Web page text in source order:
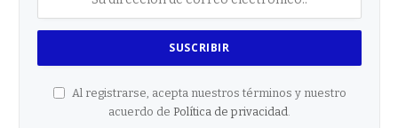
Al registrarse, acepta nuestros términos y nuestro
acuerdo de Política de privacidad.